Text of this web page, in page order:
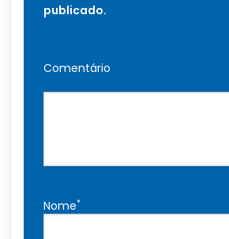
publicado.
Comentário
Nome*